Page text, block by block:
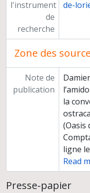
l'instrument
de
recherche
de-
Zone des
Note de
publication
la
(Oasis
ligne
Read
Presse-papier